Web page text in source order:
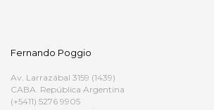
Fernando Poggio
Av. Larrazábal 3159 (1439)
CABA. República Argentina
(+5411) 5276 9905